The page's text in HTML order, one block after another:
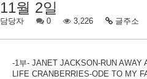
11월 2일
담당자 0 3,226 글주소
-1부- JANET JACKSON-RUN AWAY
LIFE CRANBERRIES-ODE TO MY